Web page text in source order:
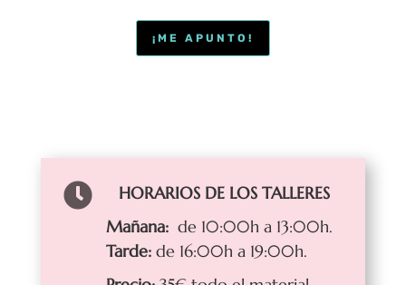
¡ME APUNTO!

HORARIOS DE LOS TALLERES
Mañana: de 10:00h a 13:00h.
Tarde:de 16:00h a 19:00h.